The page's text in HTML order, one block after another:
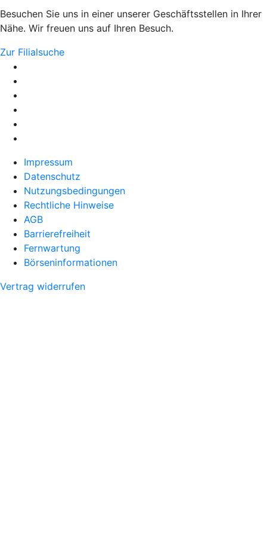
Besuchen Sie uns in einer unserer Geschäftsstellen in Ihrer
Nähe. Wir freuen uns auf Ihren Besuch.
Zur Filialsuche
Impressum
Datenschutz
Nutzungsbedingungen
Rechtliche Hinweise
AGB
Barrierefreiheit
Fernwartung
Börseninformationen
Vertrag widerrufen